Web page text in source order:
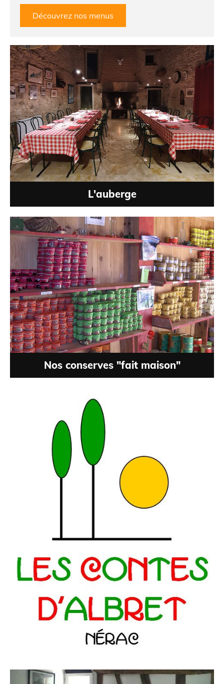
Découvrez nos menus
L'auberge
Nos conserves "fait maison"